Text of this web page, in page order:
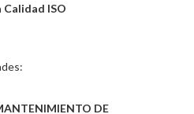
ISO
DE